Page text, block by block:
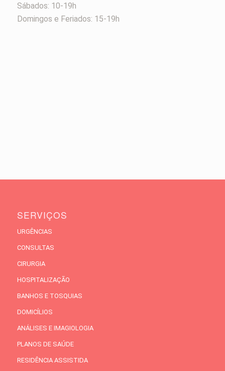
Sábados: 10-19h
Domingos e Feriados: 15-19h
SERVIÇOS
URGÊNCIAS
CONSULTAS
CIRURGIA
HOSPITALIZAÇÃO
BANHOS E TOSQUIAS
DOMICÍLIOS
ANÁLISES E IMAGIOLOGIA
PLANOS DE SAÚDE
RESIDÊNCIA ASSISTIDA